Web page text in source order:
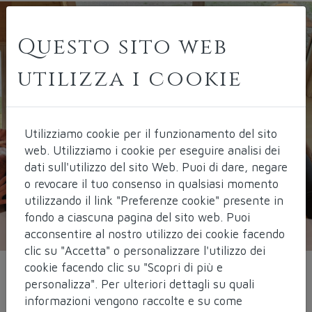
Corso
Questo sito web
utilizza i cookie
Utilizziamo cookie per il funzionamento del sito
web. Utilizziamo i cookie per eseguire analisi dei
dati sull'utilizzo del sito Web. Puoi di dare, negare
o revocare il tuo consenso in qualsiasi momento
utilizzando il link "Preferenze cookie" presente in
fondo a ciascuna pagina del sito web. Puoi
acconsentire al nostro utilizzo dei cookie facendo
clic su "Accetta" o personalizzare l'utilizzo dei
cookie facendo clic su "Scopri di più e
personalizza". Per ulteriori dettagli su quali
informazioni vengono raccolte e su come